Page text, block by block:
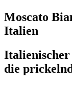
Moscato
Italien
Italienischer
die